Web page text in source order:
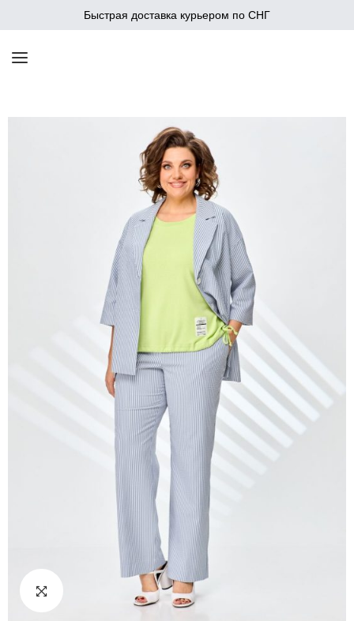
Быстрая доставка курьером по СНГ